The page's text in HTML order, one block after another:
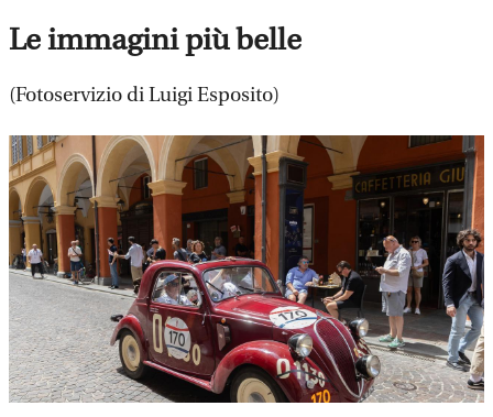
Le immagini più belle
(Fotoservizio di Luigi Esposito)